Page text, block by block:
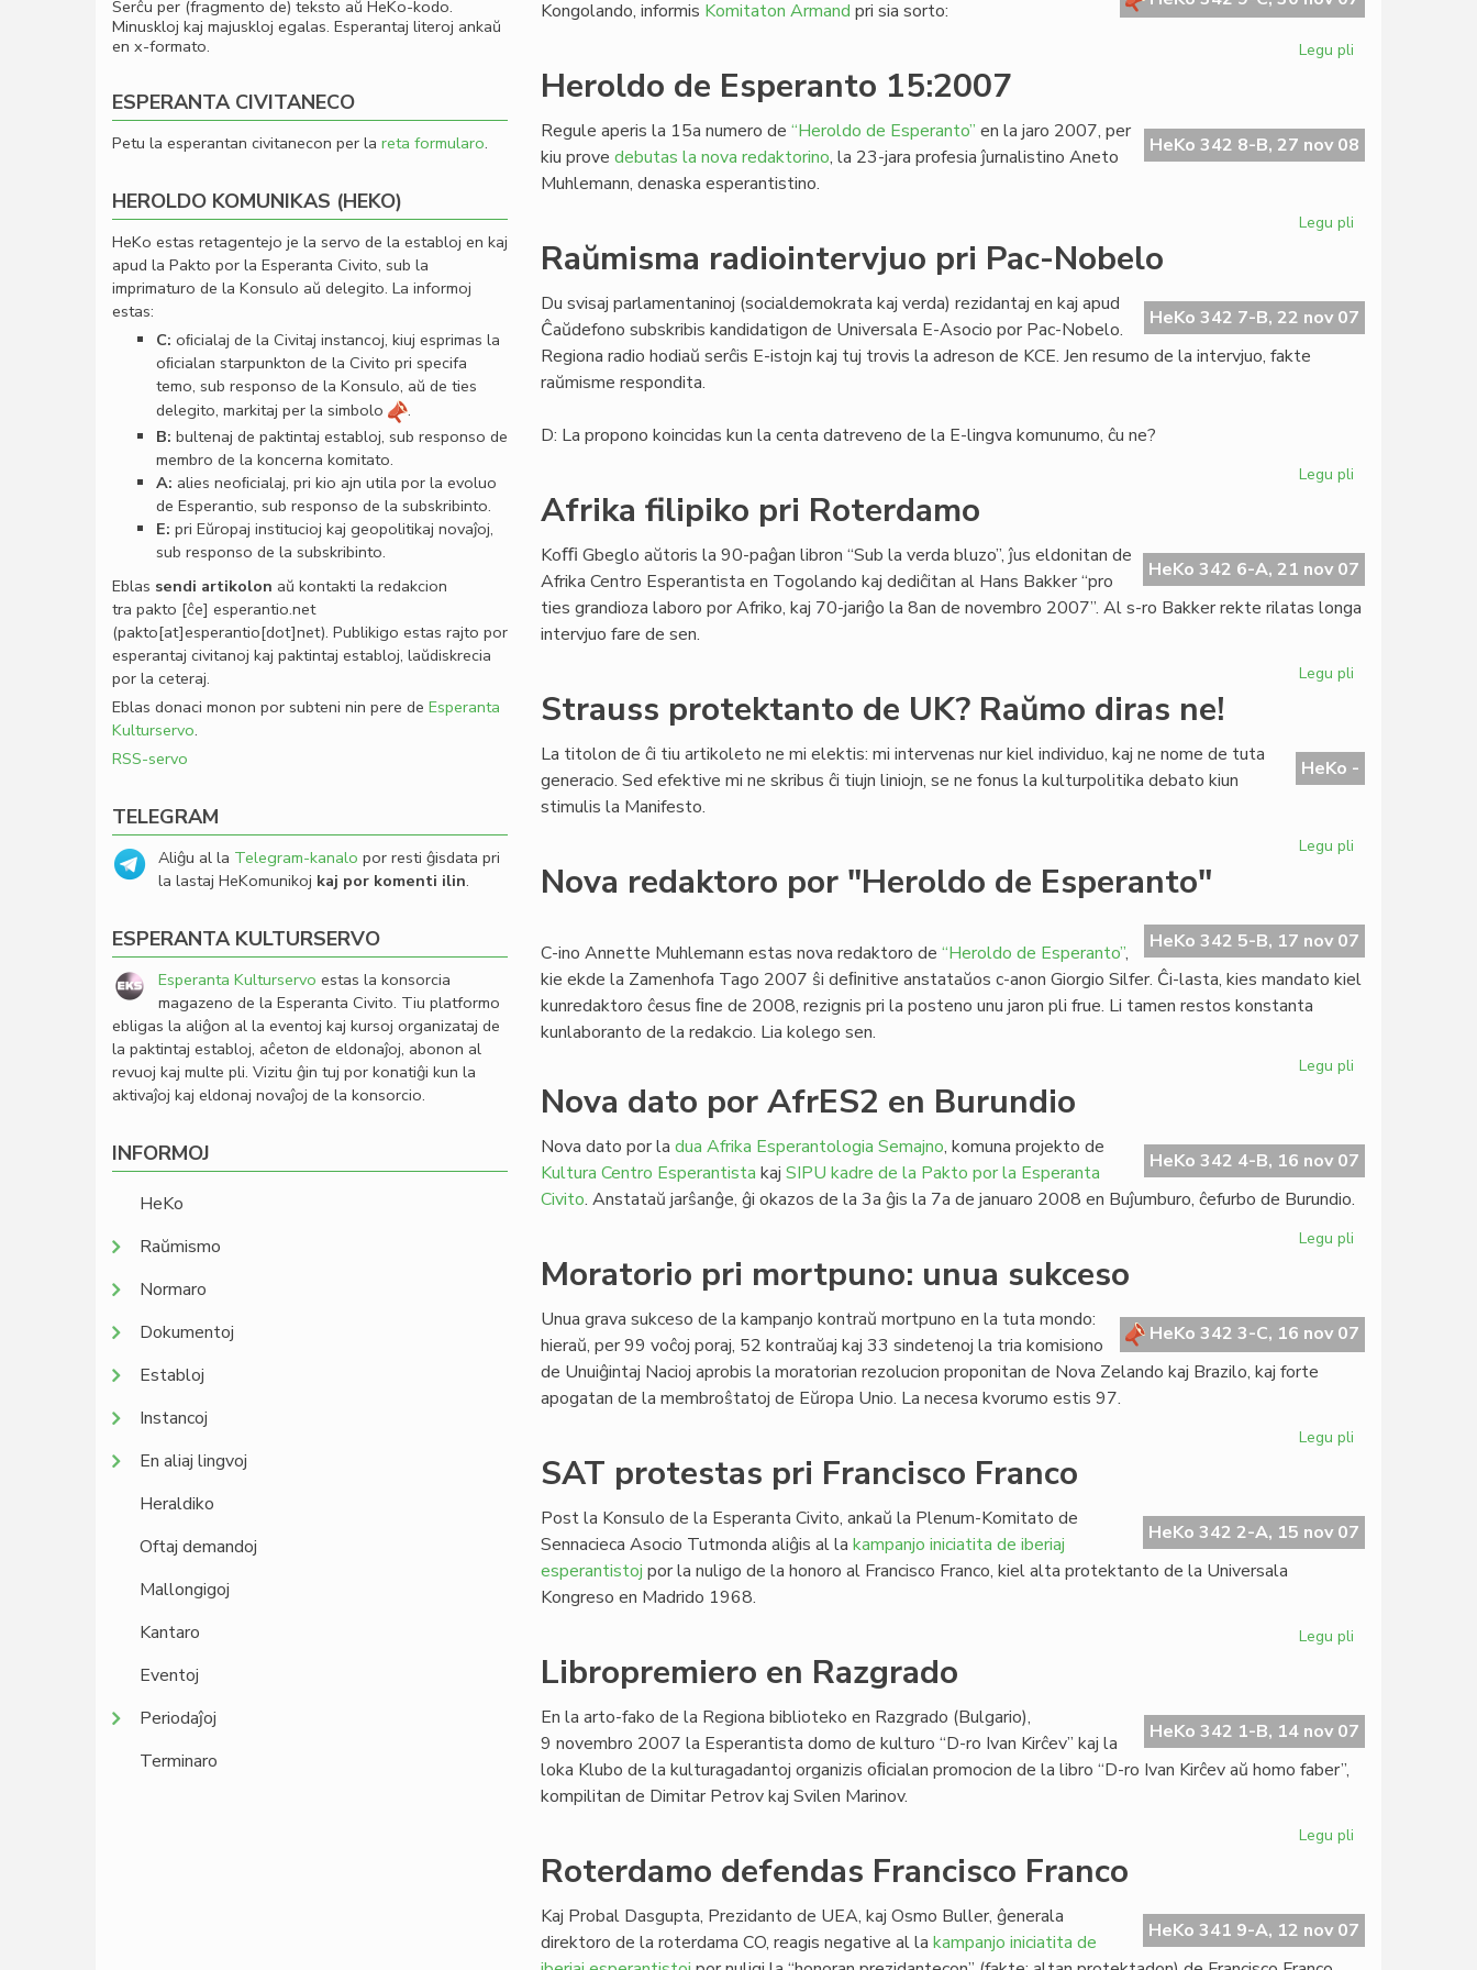
Kongolando, informis Komitaton Armand pri sia sorto:
Legu pli
prizono
Heroldo de Esperanto 15:2007
HeKo 342 8-B, 27 nov 08
Regule aperis la 15a numero de “Heroldo de Esperanto” en la jaro 2007, per
kiu prove debutas la nova redaktorino, la 23-jara profesia ĵurnalistino Aneto
Muhlemann, denaska esperantistino.
Legu pli
15:2007
Raŭmisma radiointervjuo pri Pac-Nobelo
HeKo 342 7-B, 22 nov 07
Du svisaj parlamentaninoj (socialdemokrata kaj verda) rezidantaj en kaj apud
Ĉaŭdefono subskribis kandidatigon de Universala E-Asocio por Pac-Nobelo.
Regiona radio hodiaŭ serĉis E-istojn kaj tuj trovis la adreson de KCE. Jen resumo de la intervjuo, fakte
raŭmisme respondita.
D: La propono koincidas kun la centa datreveno de la E-lingva komunumo, ĉu ne?
Legu pli
Pac-
Nobelo
Afrika filipiko pri Roterdamo
HeKo 342 6-A, 21 nov 07
Koﬃ Gbeglo aŭtoris la 90-paĝan libron “Sub la verda bluzo”, ĵus eldonitan de
Afrika Centro Esperantista en Togolando kaj dediĉitan al Hans Bakker “pro
ties grandioza laboro por Afriko, kaj 70-jariĝo la 8an de novembro 2007”. Al s-ro Bakker rekte rilatas longa
intervjuo fare de sen.
Legu pli
Roterdamo
Strauss protektanto de UK? Raŭmo diras ne!
HeKo -
La titolon de ĉi tiu artikoleto ne mi elektis: mi intervenas nur kiel individuo, kaj ne nome de tuta
generacio. Sed efektive mi ne skribus ĉi tiujn liniojn, se ne fonus la kulturpolitika debato kiun
stimulis la Manifesto.
Legu pli
UK?
Raŭmo
diras
Nova redaktoro por "Heroldo de Esperanto"
HeKo 342 5-B, 17 nov 07
C-ino Annette Muhlemann estas nova redaktoro de “Heroldo de Esperanto”,
kie ekde la Zamenhofa Tago 2007 ŝi deﬁnitive anstataŭos c-anon Giorgio Silfer. Ĉi-lasta, kies mandato kiel
kunredaktoro ĉesus ﬁne de 2008, rezignis pri la posteno unu jaron pli frue. Li tamen restos konstanta
kunlaboranto de la redakcio. Lia kolego sen.
Legu pli
"Heroldo
de
Nova dato por AfrES2 en Burundio
HeKo 342 4-B, 16 nov 07
Nova dato por la dua Afrika Esperantologia Semajno, komuna projekto de
Kultura Centro Esperantista kaj SIPU kadre de la Pakto por la Esperanta
Civito. Anstataŭ jarŝanĝe, ĝi okazos de la 3a ĝis la 7a de januaro 2008 en Buĵumburo, ĉefurbo de Burundio.
Legu pli
AfrES2
en
Moratorio pri mortpuno: unua sukceso
HeKo 342 3-C, 16 nov 07
Unua grava sukceso de la kampanjo kontraŭ mortpuno en la tuta mondo:
hieraŭ, per 99 voĉoj poraj, 52 kontraŭaj kaj 33 sindetenoj la tria komisiono
de Unuiĝintaj Nacioj aprobis la moratorian rezolucion proponitan de Nova Zelando kaj Brazilo, kaj forte
apogatan de la membroŝtatoj de Eŭropa Unio. La necesa kvorumo estis 97.
Legu pli
unua
sukceso
SAT protestas pri Francisco Franco
HeKo 342 2-A, 15 nov 07
Post la Konsulo de la Esperanta Civito, ankaŭ la Plenum-Komitato de
Sennacieca Asocio Tutmonda aliĝis al la kampanjo iniciatita de iberiaj
esperantistoj por la nuligo de la honoro al Francisco Franco, kiel alta protektanto de la Universala
Kongreso en Madrido 1968.
Legu pli
Francisco
Franco
Libropremiero en Razgrado
HeKo 342 1-B, 14 nov 07
En la arto-fako de la Regiona biblioteko en Razgrado (Bulgario),
9 novembro 2007 la Esperantista domo de kulturo “D-ro Ivan Kirĉev” kaj la
loka Klubo de la kulturagadantoj organizis oﬁcialan promocion de la libro “D-ro Ivan Kirĉev aŭ homo faber”,
kompilitan de Dimitar Petrov kaj Svilen Marinov.
Legu pli
Roterdamo defendas Francisco Franco
HeKo 341 9-A, 12 nov 07
Kaj Probal Dasgupta, Prezidanto de UEA, kaj Osmo Buller, ĝenerala
direktoro de la roterdama CO, reagis negative al la kampanjo iniciatita de
Serĉu per (fragmento de) teksto aŭ HeKo-kodo.
Minuskloj kaj majuskloj egalas. Esperantaj literoj ankaŭ
en x-formato.
ESPERANTA CIVITANECO
Petu la esperantan civitanecon per la reta formularo.
HEROLDO KOMUNIKAS (HEKO)
HeKo estas retagentejo je la servo de la establoj en kaj
apud la Pakto por la Esperanta Civito, sub la
imprimaturo de la Konsulo aŭ delegito. La informoj
estas:
C: oﬁcialaj de la Civitaj instancoj, kiuj esprimas la
oﬁcialan starpunkton de la Civito pri specifa
temo, sub responso de la Konsulo, aŭ de ties
delegito, markitaj per la simbolo
.
B: bultenaj de paktintaj establoj, sub responso de
membro de la koncerna komitato.
A: alies neoﬁcialaj, pri kio ajn utila por la evoluo
de Esperantio, sub responso de la subskribinto.
E: pri Eŭropaj institucioj kaj geopolitikaj novaĵoj,
sub responso de la subskribinto.
Eblas sendi artikolon aŭ kontakti la redakcion
tra pakto [ĉe] esperantio.net
(pakto[at]esperantio[dot]net). Publikigo estas rajto por
esperantaj civitanoj kaj paktintaj establoj, laŭdiskrecia
por la ceteraj.
Eblas donaci monon por subteni nin pere de Esperanta
Kulturservo.
RSS-servo
TELEGRAM
Aliĝu al la Telegram-kanalo por resti ĝisdata pri
la lastaj HeKomunikoj kaj por komenti ilin.
ESPERANTA KULTURSERVO
Esperanta Kulturservo estas la konsorcia
magazeno de la Esperanta Civito. Tiu platformo
ebligas la aliĝon al la eventoj kaj kursoj organizataj de
la paktintaj establoj, aĉeton de eldonaĵoj, abonon al
revuoj kaj multe pli. Vizitu ĝin tuj por konatiĝi kun la
aktivaĵoj kaj eldonaj novaĵoj de la konsorcio.
INFORMOJ
HeKo
Raŭmismo
Normaro
Dokumentoj
Establoj
Instancoj
En aliaj lingvoj
Heraldiko
Oftaj demandoj
Mallongigoj
Kantaro
Eventoj
Periodaĵoj
Terminaro